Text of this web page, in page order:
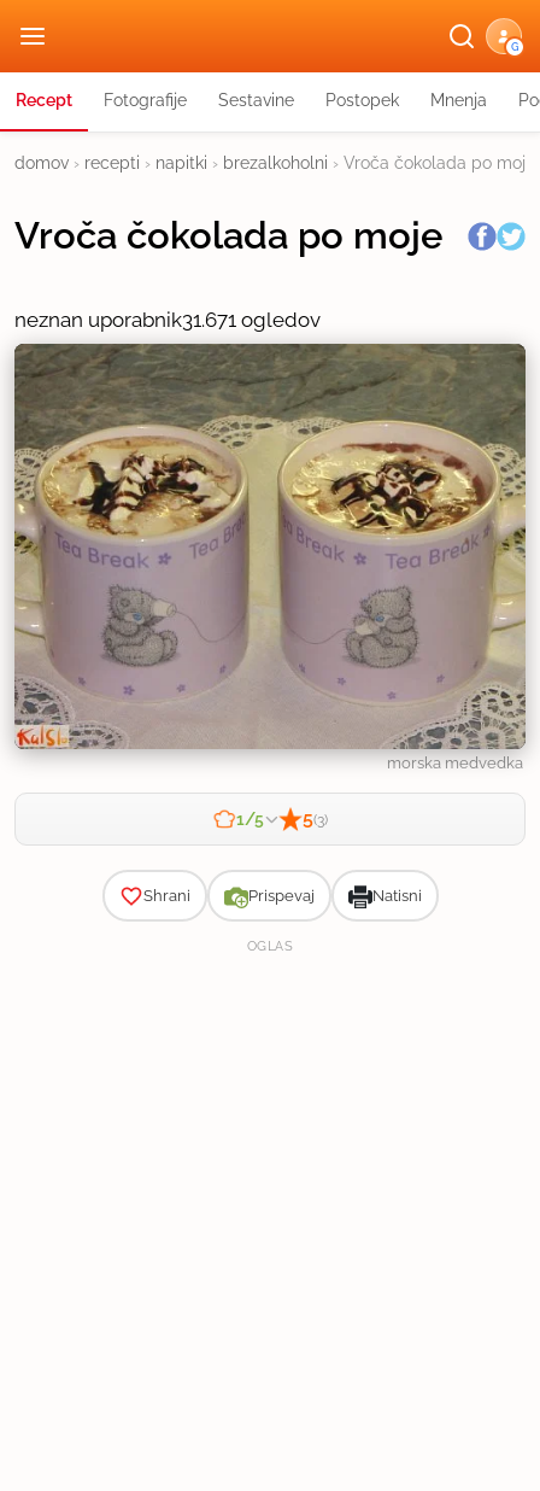
G
Recept Fotografije Sestavine Postopek Mnenja
domov › recepti › napitki › brezalkoholni › Vroča čokolada po moje
Vroča čokolada po moje
neznan uporabnik31.671 ogledov
morska medvedka
1/5 5(3)
Shrani Prispevaj Natisni
OGLAS